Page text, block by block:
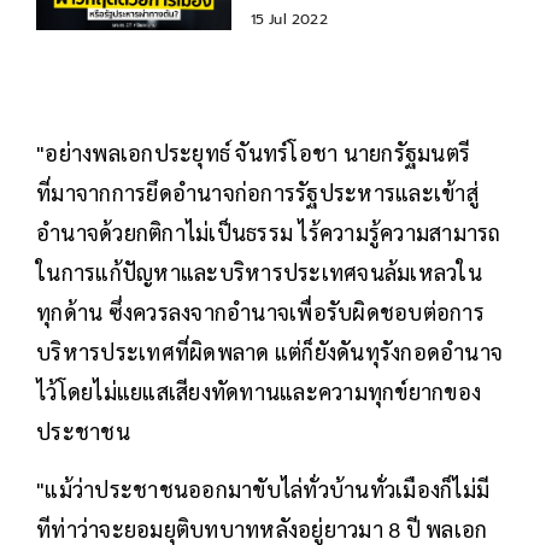
15 Jul 2022
"อย่างพลเอกประยุทธ์ จันทร์โอชา นายกรัฐมนตรี
ที่มาจากการยึดอำนาจก่อการรัฐประหารและเข้าสู่
อำนาจด้วยกติกาไม่เป็นธรรม ไร้ความรู้ความสามารถ
ในการแก้ปัญหาและบริหารประเทศจนล้มเหลวใน
ทุกด้าน ซึ่งควรลงจากอำนาจเพื่อรับผิดชอบต่อการ
บริหารประเทศที่ผิดพลาด แต่ก็ยังดันทุรังกอดอำนาจ
ไว้โดยไม่แยแสเสียงทัดทานและความทุกข์ยากของ
ประชาชน
"แม้ว่าประชาชนออกมาขับไล่ทั่วบ้านทั่วเมืองก็ไม่มี
ทีท่าว่าจะยอมยุติบทบาทหลังอยู่ยาวมา 8 ปี พลเอก